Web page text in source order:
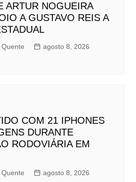
ARTUR NOGUEIRA
A GUSTAVO REIS A
agosto 8, 2026
COM 21 IPHONES
DURANTE
RODOVIÁRIA EM
agosto 8, 2026